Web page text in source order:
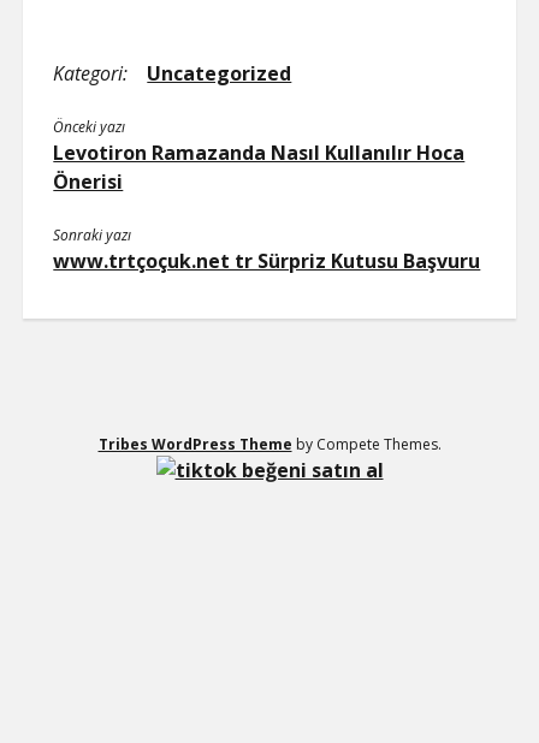
ÜCRETSIZ
Kategori: Uncategorized
Önceki yazı
Levotiron Ramazanda Nasıl Kullanılır Hoca
Önerisi
Sonraki yazı
www.trtçoçuk.net tr Sürpriz Kutusu Başvuru
Tribes WordPress Theme by Compete Themes.